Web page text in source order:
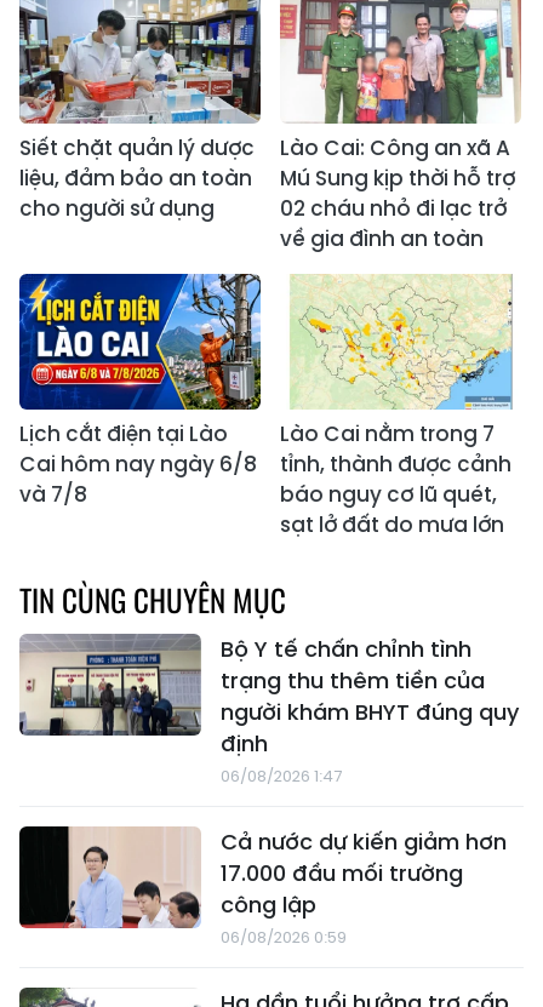
Siết chặt quản lý dược
liệu, đảm bảo an toàn
cho người sử dụng
Lào Cai: Công an xã A
Mú Sung kịp thời hỗ trợ
02 cháu nhỏ đi lạc trở
về gia đình an toàn
Lịch cắt điện tại Lào
Cai hôm nay ngày 6/8
và 7/8
Lào Cai nằm trong 7
tỉnh, thành được cảnh
báo nguy cơ lũ quét,
sạt lở đất do mưa lớn
TIN CÙNG CHUYÊN MỤC
Bộ Y tế chấn chỉnh tình
trạng thu thêm tiền của
người khám BHYT đúng quy
định
06/08/2026 1:47
Cả nước dự kiến giảm hơn
17.000 đầu mối trường
công lập
06/08/2026 0:59